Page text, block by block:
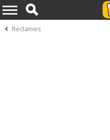
Reclames